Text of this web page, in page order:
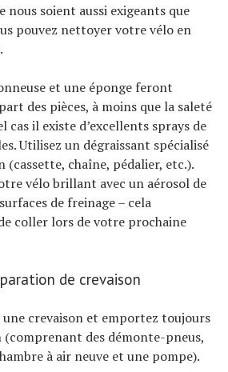
nous soient aussi exigeants que
pouvez nettoyer votre vélo en
et une éponge feront
des pièces, à moins que la saleté
cas il existe d’excellents sprays de
Utilisez un dégraissant spécialisé
(cassette, chaîne, pédalier, etc.).
vélo brillant avec un aérosol de
de freinage – cela
coller lors de votre prochaine
de crevaison
crevaison et emportez toujours
des démonte-pneus,
à air neuve et une pompe).